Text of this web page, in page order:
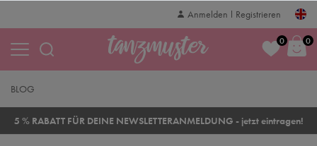
Anmelden Registrieren
0 0
BLOG
5 % RABATT FÜR DEINE NEWSLETTERANMELDUNG - jetzt eintragen!